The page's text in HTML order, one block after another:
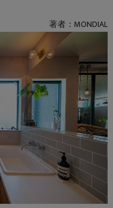
著者：MONDIAL